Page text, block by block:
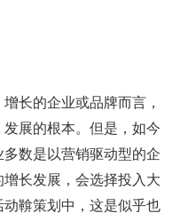
长的企业或品牌而言，
展的根本。但是，如今
数是以营销驱动型的企
长发展，会选择投入大
鞥策划中，这是似乎也